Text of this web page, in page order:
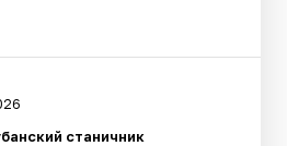
станичник